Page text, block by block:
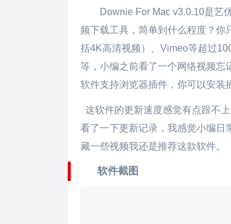
Downie For Mac v3.0.10是艺
频下载工具，简单到什么程度？你
括4K高清视频）、Vimeo等超过
等，小编之前看了一个网络视频忘
软件支持浏览器插件，你可以安装
这软件的更新速度感觉有点跟不
看了一下更新记录，我感觉小编日
藏一些视频我还是推荐这款软件。
软件截图